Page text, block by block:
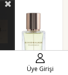
Üye Girişi